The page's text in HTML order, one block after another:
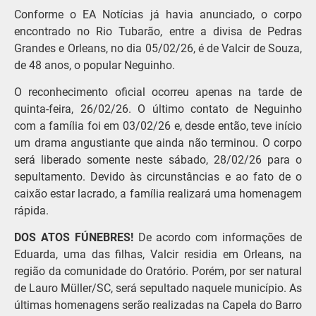
Conforme o EA Notícias já havia anunciado, o corpo
encontrado no Rio Tubarão, entre a divisa de Pedras
Grandes e Orleans, no dia 05/02/26, é de Valcir de Souza,
de 48 anos, o popular Neguinho.
O reconhecimento oficial ocorreu apenas na tarde de
quinta-feira, 26/02/26. O último contato de Neguinho
com a família foi em 03/02/26 e, desde então, teve início
um drama angustiante que ainda não terminou. O corpo
será liberado somente neste sábado, 28/02/26 para o
sepultamento. Devido às circunstâncias e ao fato de o
caixão estar lacrado, a família realizará uma homenagem
rápida.
DOS ATOS FÚNEBRES! De acordo com informações de
Eduarda, uma das filhas, Valcir residia em Orleans, na
região da comunidade do Oratório. Porém, por ser natural
de Lauro Müller/SC, será sepultado naquele município. As
últimas homenagens serão realizadas na Capela do Barro